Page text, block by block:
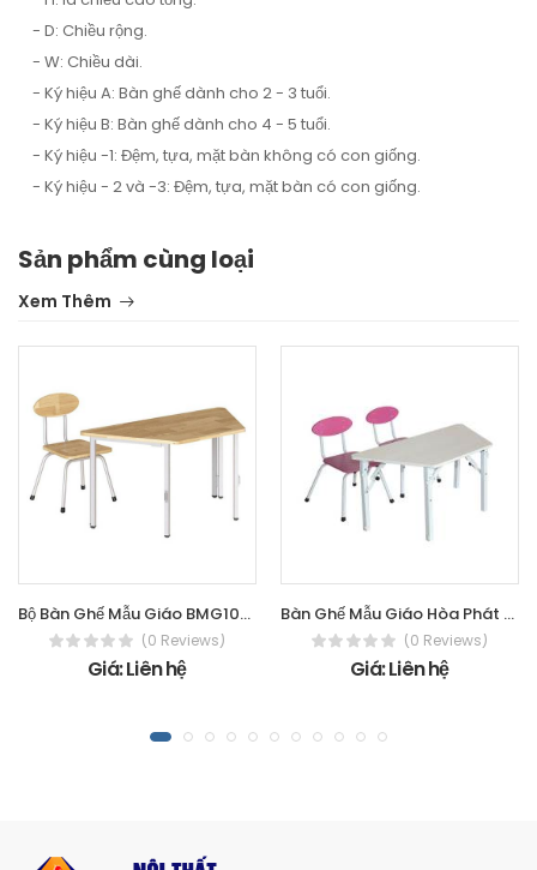
- D: Chiều rộng.
- W: Chiều dài.
- Ký hiệu A: Bàn ghế dành cho 2 - 3 tuổi.
- Ký hiệu B: Bàn ghế dành cho 4 - 5 tuổi.
- Ký hiệu -1: Đệm, tựa, mặt bàn không có con giống.
- Ký hiệu - 2 và -3: Đệm, tựa, mặt bàn có con giống.
Sản phẩm cùng loại
Xem Thêm
Bộ Bàn Ghế Mẫu Giáo BMG104A-4
(0 Reviews)
Giá: Liên hệ
Bàn Ghế Mẫu Giáo Hòa Phát - The One
(0 Reviews)
Giá: Liên hệ